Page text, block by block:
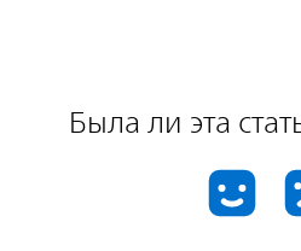
Была ли эта